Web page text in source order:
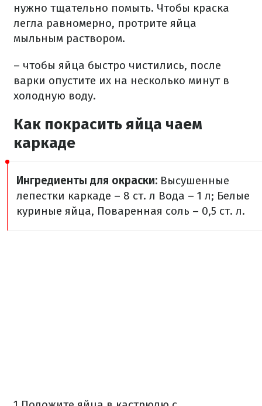
нужно тщательно помыть. Чтобы краска
легла равномерно, протрите яйца
мыльным раствором.
– чтобы яйца быстро чистились, после
варки опустите их на несколько минут в
холодную воду.
Как покрасить яйца чаем
каркаде
Ингредиенты для окраски: Высушенные
лепестки каркаде – 8 ст. л Вода – 1 л; Белые
куриные яйца, Поваренная соль – 0,5 ст. л.